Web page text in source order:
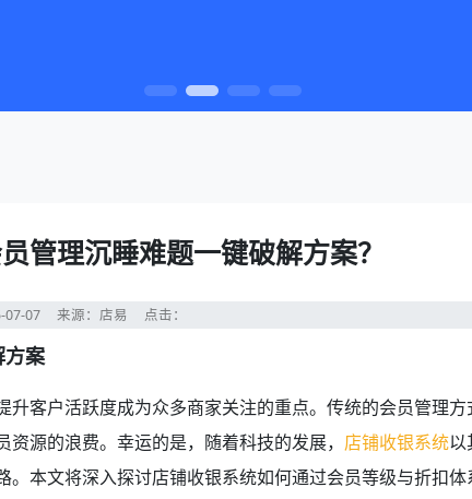
管理沉睡难题一键破解方案？
07-07 来源：店易 点击：
案
客户活跃度成为众多商家关注的重点。传统的会员管理方
源的浪费。幸运的是，随着科技的发展， 店铺收银系统以
本文将深入探讨店铺收银系统如何通过会员等级与折扣体